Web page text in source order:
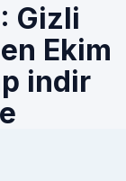
Gizli
Ekim
indir